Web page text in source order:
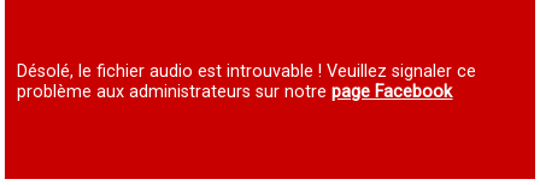
Désolé, le fichier audio est introuvable ! Veuillez signaler ce
problème aux administrateurs sur notrepage Facebook